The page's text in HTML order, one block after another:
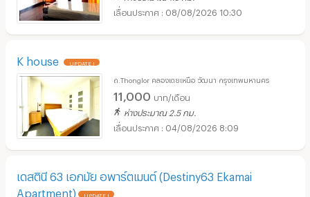
08/08/2026 10:30
K house UPDATE !
ถ.Thonglor คลองเตยเหนือ วัฒนา กรุงเทพมหานคร
11,000 บาท/เดือน
ห่างประมาณ 2.5 กม.
04/08/2026 8:09
เดสตินี 63 เอกมัย อพาร์ตเมนต์ (Destiny63 Ekamai
Apartment)
UPDATE !